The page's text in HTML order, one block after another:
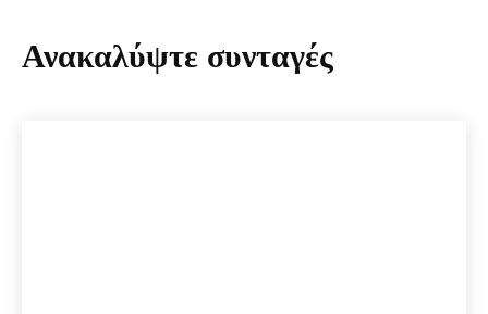
Ανακαλύψτε συνταγές